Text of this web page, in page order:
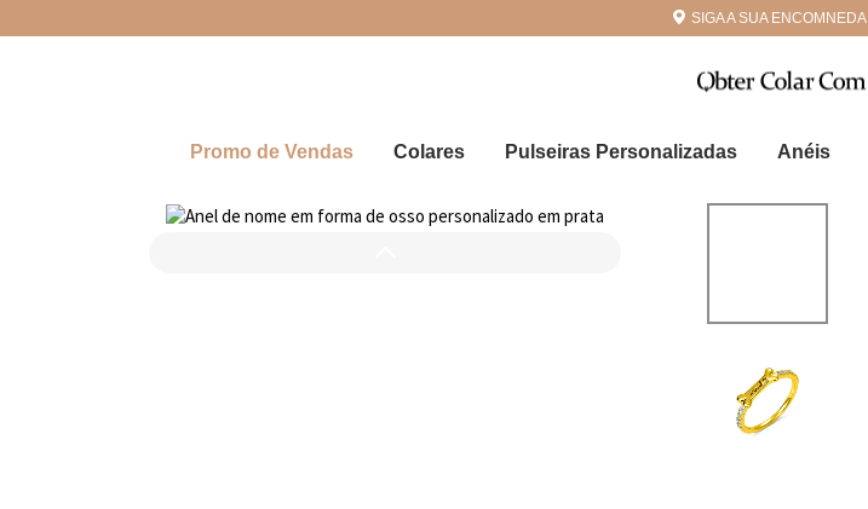
SIGA A SUA ENCOMNEDA
Promo de Vendas Colares Pulseiras Personalizadas Anéis